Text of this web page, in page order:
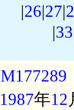
|26|27|
|33
M177289
1987年12